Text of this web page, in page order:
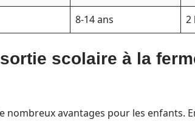
8-14 ans 2
scolaire à la
nombreux avantages pour les enfants.